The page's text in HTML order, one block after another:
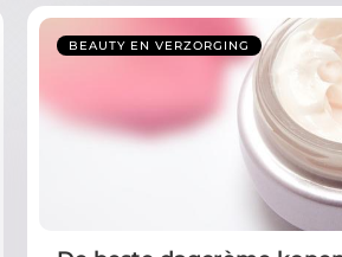
BEAUTY EN VERZORGING